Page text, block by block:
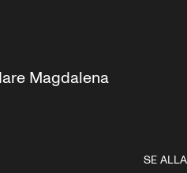
Magdalena
SE ALLA